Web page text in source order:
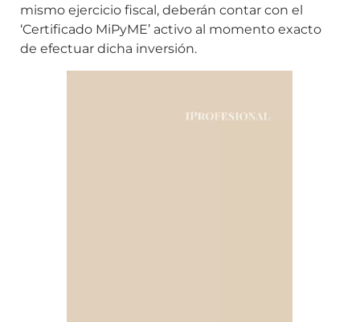
mismo ejercicio fiscal, deberán contar con el
‘Certificado MiPyME’ activo al momento exacto
de efectuar dicha inversión.